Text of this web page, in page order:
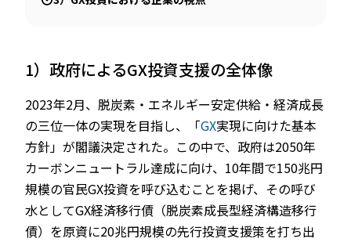
1）政府によるGX投資支援の全体像
2023年2月、脱炭素・エネルギー安定供給・経済成長
の三位一体の実現を目指し、「GX実現に向けた基本
方針」が閣議決定された。この中で、政府は2050年
カーボンニュートラル達成に向け、10年間で150兆円
規模の官民GX投資を呼び込むことを掲げ、その呼び
水としてGX経済移行債（脱炭素成長型経済構造移行
債）を原資に20兆円規模の先行投資支援策を打ち出